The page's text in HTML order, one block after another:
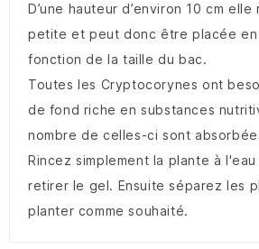
D’une hauteur d’environ 10 cm
petite et peut donc être placée en
fonction de la taille du bac.
Toutes les Cryptocorynes ont
de fond riche en substances
nombre de celles-ci sont
Rincez simplement la plante à
retirer le gel. Ensuite séparez les
planter comme souhaité.